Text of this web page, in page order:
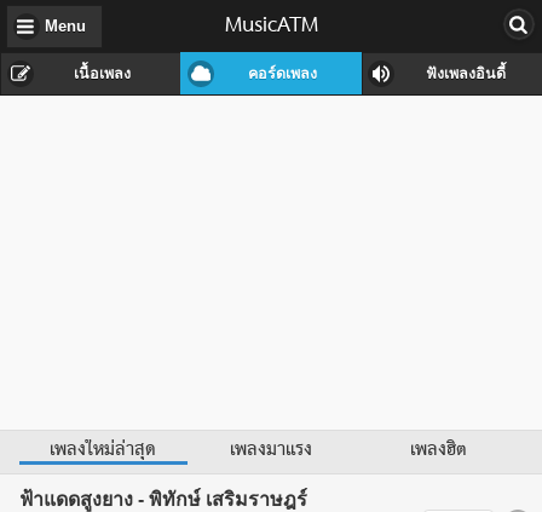
Menu MusicATM
เนื้อเพลง คอร์ดเพลง ฟังเพลงอินดี้
เพลงใหม่ล่าสุด เพลงมาแรง เพลงฮิต
ฟ้าแดดสูงยาง - พิทักษ์ เสริมราษฎร์